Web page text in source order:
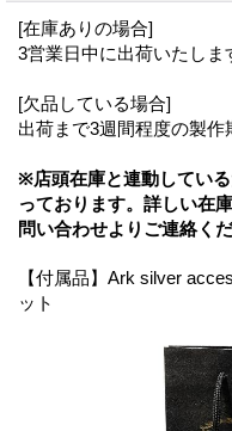
[在庫ありの場合]
3営業日中に出荷いたしま
[欠品している場合]
出荷まで3週間程度の製
※店頭在庫と連動してい
っております。詳しい在
問い合わせよりご連絡く
【付属品】Ark silver
ット